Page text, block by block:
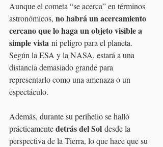
Aunque el cometa “se acerca” en términos
astronómicos, no habrá un acercamiento
cercano que lo haga un objeto visible a
simple vista ni peligro para el planeta.
Según la ESA y la NASA, estará a una
distancia demasiado grande para
representarlo como una amenaza o un
espectáculo.
Además, durante su perihelio se halló
prácticamente detrás del Sol desde la
perspectiva de la Tierra, lo que hace que su